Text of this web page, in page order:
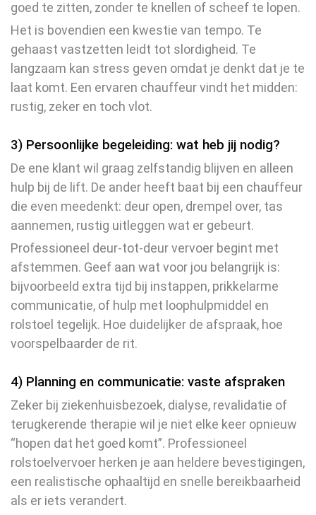
goed te zitten, zonder te knellen of scheef te lopen.
Het is bovendien een kwestie van tempo. Te
gehaast vastzetten leidt tot slordigheid. Te
langzaam kan stress geven omdat je denkt dat je te
laat komt. Een ervaren chauffeur vindt het midden:
rustig, zeker en toch vlot.
3) Persoonlijke begeleiding: wat heb jij nodig?
De ene klant wil graag zelfstandig blijven en alleen
hulp bij de lift. De ander heeft baat bij een chauffeur
die even meedenkt: deur open, drempel over, tas
aannemen, rustig uitleggen wat er gebeurt.
Professioneel deur-tot-deur vervoer begint met
afstemmen. Geef aan wat voor jou belangrijk is:
bijvoorbeeld extra tijd bij instappen, prikkelarme
communicatie, of hulp met loophulpmiddel en
rolstoel tegelijk. Hoe duidelijker de afspraak, hoe
voorspelbaarder de rit.
4) Planning en communicatie: vaste afspraken
Zeker bij ziekenhuisbezoek, dialyse, revalidatie of
terugkerende therapie wil je niet elke keer opnieuw
“hopen dat het goed komt”. Professioneel
rolstoelvervoer herken je aan heldere bevestigingen,
een realistische ophaaltijd en snelle bereikbaarheid
als er iets verandert.